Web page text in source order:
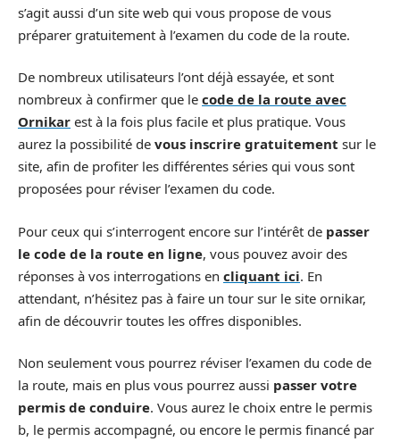
s’agit aussi d’un site web qui vous propose de vous
préparer gratuitement à l’examen du code de la route.
De nombreux utilisateurs l’ont déjà essayée, et sont
nombreux à confirmer que le code de la route avec
Ornikar est à la fois plus facile et plus pratique. Vous
aurez la possibilité de vous inscrire gratuitement sur le
site, afin de profiter les différentes séries qui vous sont
proposées pour réviser l’examen du code.
Pour ceux qui s’interrogent encore sur l’intérêt de passer
le code de la route en ligne, vous pouvez avoir des
réponses à vos interrogations en cliquant ici. En
attendant, n’hésitez pas à faire un tour sur le site ornikar,
afin de découvrir toutes les offres disponibles.
Non seulement vous pourrez réviser l’examen du code de
la route, mais en plus vous pourrez aussi passer votre
permis de conduire. Vous aurez le choix entre le permis
b, le permis accompagné, ou encore le permis financé par